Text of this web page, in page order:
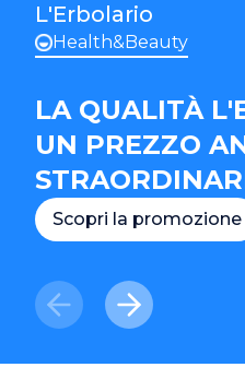
L'Erbolario
Health&Beauty
LA QUALITÀ
UN PREZZO
Scopri la promozione